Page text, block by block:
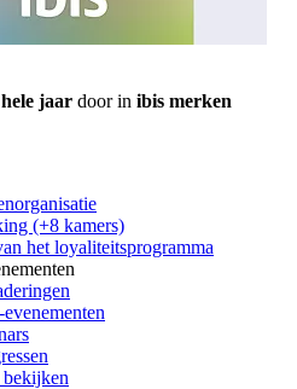
jaar door in ibis merken
(+8 kamers)
het loyaliteitsprogramma